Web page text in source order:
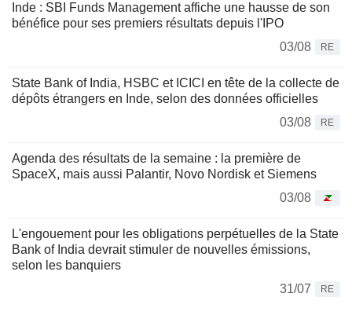
Inde : SBI Funds Management affiche une hausse de son
bénéfice pour ses premiers résultats depuis l'IPO
03/08
RE
State Bank of India, HSBC et ICICI en tête de la collecte de
dépôts étrangers en Inde, selon des données officielles
03/08
RE
Agenda des résultats de la semaine : la première de
SpaceX, mais aussi Palantir, Novo Nordisk et Siemens
03/08
L'engouement pour les obligations perpétuelles de la State
Bank of India devrait stimuler de nouvelles émissions,
selon les banquiers
31/07
RE